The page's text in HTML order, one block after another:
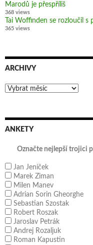
Marodů je přespříliš
368 views
Tai Woffinden se rozloučil s
365 views
ARCHIVY
Archivy
ANKETY
Označte nejlepší trojici
Jan Jeníček
Marek Ziman
Milen Manev
Adrian Sorin Gheorghe
Sebastian Szostak
Robert Roszak
Jaroslav Petrák
Andrej Rozaljuk
Roman Kapustin